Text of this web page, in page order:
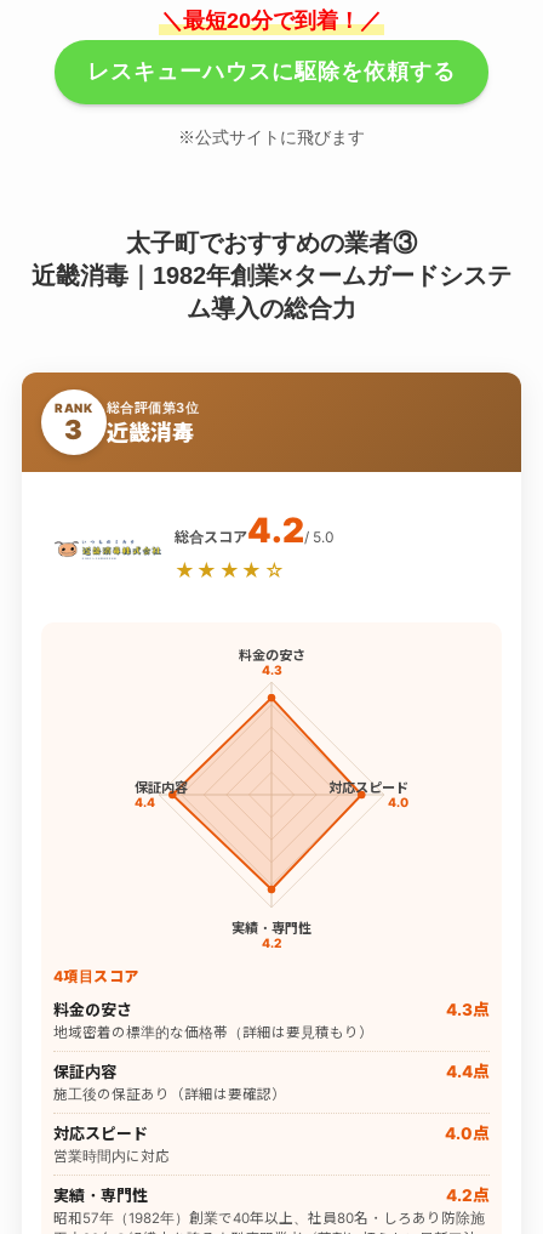
＼最短20分で到着！／
レスキューハウスに駆除を依頼する
※公式サイトに飛びます
太子町でおすすめの業者③
近畿消毒｜1982年創業×タームガードシステ
ム導入の総合力
RANK
3
総合評価第3位
近畿消毒
総合スコア4.2/ 5.0
★★★★☆
料金の安さ
4.3
対応スピード
4.0
実績・専門性
4.2
保証内容
4.4
4項目スコア
料金の安さ 4.3点
地域密着の標準的な価格帯（詳細は要見積もり）
保証内容 4.4点
施工後の保証あり（詳細は要確認）
対応スピード 4.0点
営業時間内に対応
実績・専門性 4.2点
昭和57年（1982年）創業で40年以上、社員80名・しろあり防除施